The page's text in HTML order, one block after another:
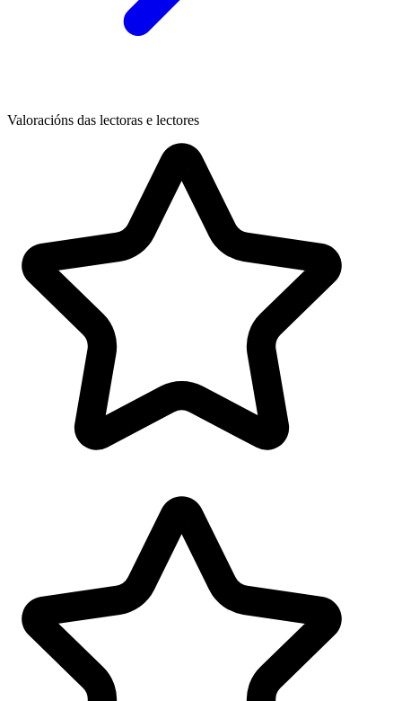
Valoracións das lectoras e lectores